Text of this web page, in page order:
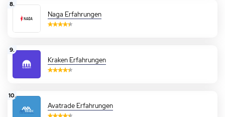
8.
Naga Erfahrungen
9.
Kraken Erfahrungen
10.
Avatrade Erfahrungen